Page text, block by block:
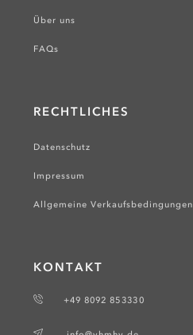
Über uns
FAQs
RECHTLICHES
Datenschutz
Impressum
Allgemeine Verkaufsbedingungen
KONTAKT
+49 8092 853330